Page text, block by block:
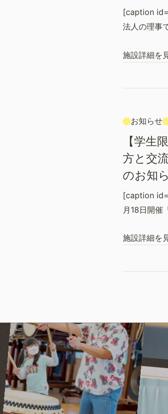
[caption
法人の理事
施設詳細を
お知らせ
【学生
方と交
のお知
[caption
月18日開
施設詳細を